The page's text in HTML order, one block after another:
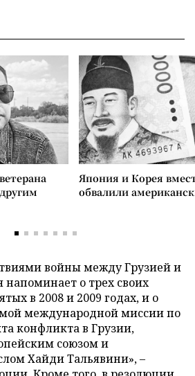
Япония и Корея
обвалили
войны между Грузией и
напоминает о трех своих
в 2008 и 2009 годах, и о
международной миссии по
конфликта в Грузии,
союзом и
Хайди Тальявини»,–